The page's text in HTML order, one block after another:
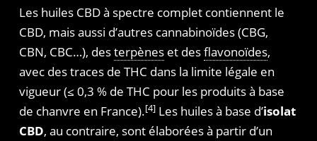
Les huiles CBD à spectre complet contiennent le
CBD, mais aussi d’autres cannabinoïdes (CBG,
CBN, CBC…), desterpèneset desflavonoïdes,
avec des traces de THC dans la limite légale en
vigueur (≤ 0,3 % de THC pour les produits à base
de chanvre en France).[4]Les huiles à base d’isolat
CBD, au contraire, sont élaborées à partir d’un